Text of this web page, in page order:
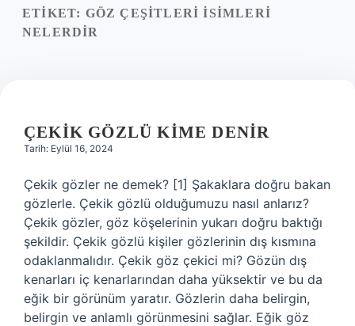
Yasal Uyarı
ETIKET: GÖZ ÇEŞITLERI ISIMLERI
NELERDIR
ÇEKIK GÖZLÜ KIME DENIR
Tarih: Eylül 16, 2024
Çekik gözler ne demek? [1] Şakaklara doğru bakan
gözlerle. Çekik gözlü olduğumuzu nasıl anlarız?
Çekik gözler, göz köşelerinin yukarı doğru baktığı
şekildir. Çekik gözlü kişiler gözlerinin dış kısmına
odaklanmalıdır. Çekik göz çekici mi? Gözün dış
kenarları iç kenarlarından daha yüksektir ve bu da
eğik bir görünüm yaratır. Gözlerin daha belirgin,
belirgin ve anlamlı görünmesini sağlar. Eğik göz